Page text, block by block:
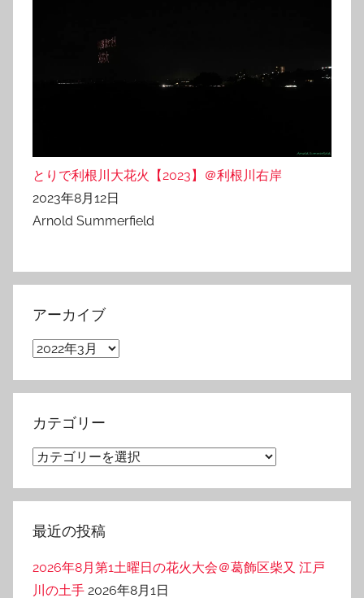
とりで利根川大花火【2023】＠利根川右岸
2023年8月12日
Arnold Summerfield
アーカイブ
ア
カ
イ
カテゴリー
カ
ゴ
リ
最近の投稿
2026年8月第1土曜日の花火大会＠葛飾区柴又 江戸
川の土手 2026年8月1日